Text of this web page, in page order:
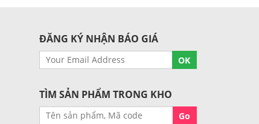
ĐĂNG KÝ NHẬN BÁO GIÁ
TÌM SẢN PHẨM TRONG KHO